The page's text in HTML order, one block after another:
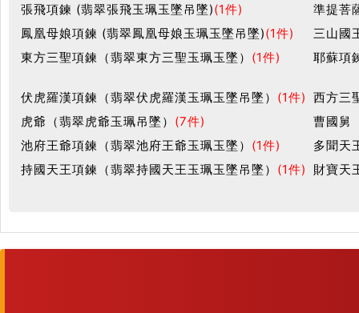
張飛項鍊 (翡翠張飛玉珮玉墜吊墜)(1件)
準提菩
鳳凰母娘項鍊 (翡翠鳳凰母娘玉珮玉墜吊墜)(1件)
三山國
東方三聖項鍊（翡翠東方三聖玉珮玉墜） (1件) 耶蘇項
伏虎羅漢項鍊（翡翠伏虎羅漢玉珮玉墜吊墜） (1件) 西方三
虎爺（翡翠虎爺玉珮吊墜） (7件)
曹國舅
池府王爺項鍊（翡翠池府王爺玉珮玉墜） (1件)
多聞天
持國天王項鍊（翡翠持國天王玉珮玉墜吊墜） (1件) 財寶天